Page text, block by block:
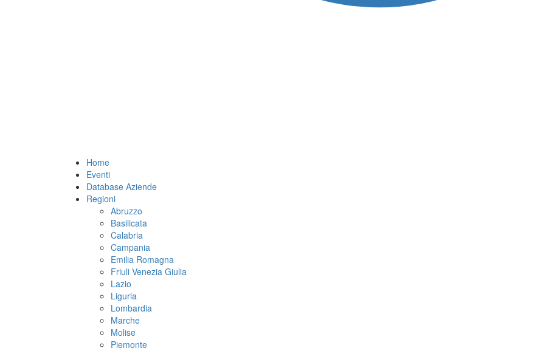
Home
Eventi
Database Aziende
Regioni
Abruzzo
Basilicata
Calabria
Campania
Emilia Romagna
Friuli Venezia Giulia
Lazio
Liguria
Lombardia
Marche
Molise
Piemonte